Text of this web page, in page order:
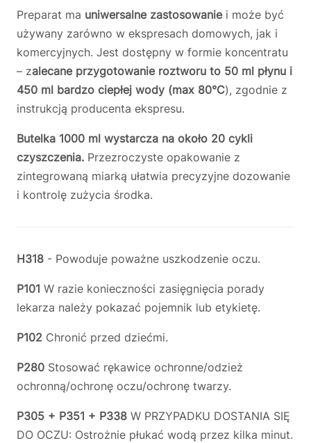
Preparat ma uniwersalne zastosowaniei może być
używany zarówno w ekspresach domowych, jak i
komercyjnych. Jest dostępny w formie koncentratu
– zalecane przygotowanie roztworu to 50 ml płynu i
450 ml bardzo ciepłej wody (max 80°C), zgodnie z
instrukcją producenta ekspresu.
Butelka 1000 ml wystarcza na około 20 cykli
czyszczenia. Przezroczyste opakowanie z
zintegrowaną miarką ułatwia precyzyjne dozowanie
i kontrolę zużycia środka.
H318 - Powoduje poważne uszkodzenie oczu.
P101 W razie konieczności zasięgnięcia porady
lekarza należy pokazać pojemnik lub etykietę.
P102 Chronić przed dziećmi.
P280 Stosować rękawice ochronne/odzież
ochronną/ochronę oczu/ochronę twarzy.
P305 + P351 + P338 W PRZYPADKU DOSTANIA SIĘ
DO OCZU: Ostrożnie płukać wodą przez kilka minut.